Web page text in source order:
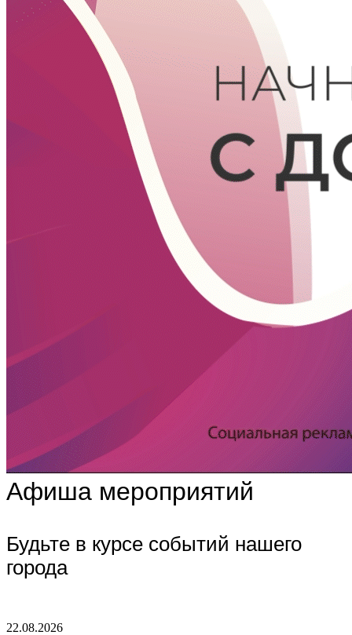
Афиша мероприятий
Будьте в курсе событий нашего
города
22.08.2026